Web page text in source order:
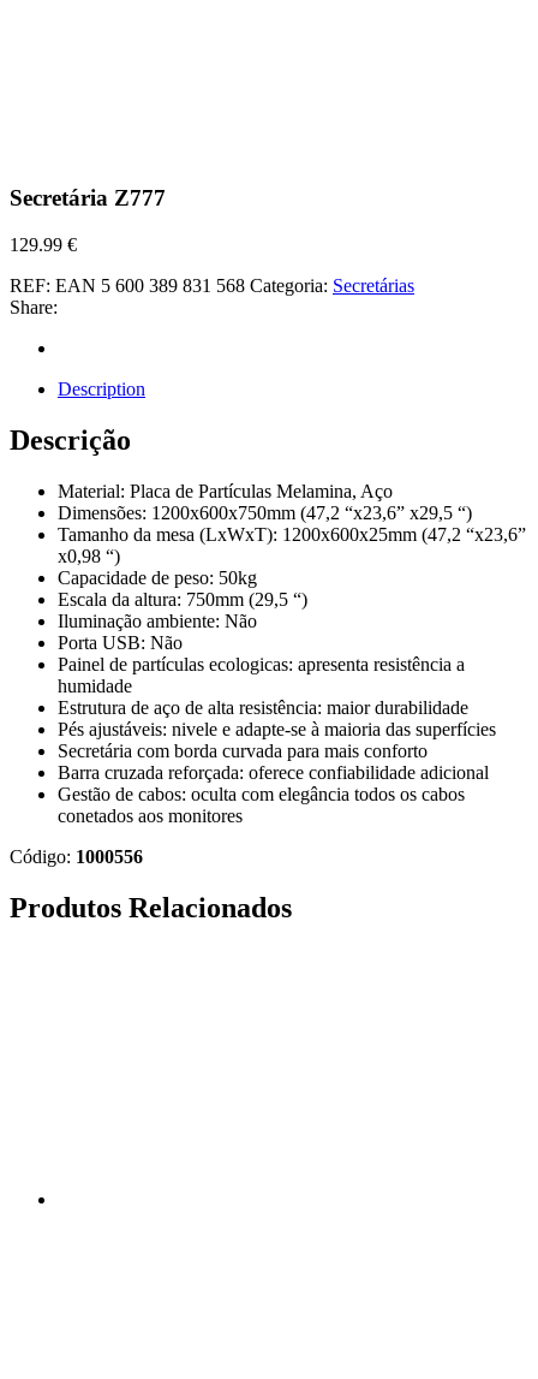
Secretária Z777
129.99 €
REF: EAN 5 600 389 831 568 Categoria: Secretárias
Share:
Description
Descrição
Material: Placa de Partículas Melamina, Aço
Dimensões: 1200x600x750mm (47,2 “x23,6” x29,5 “)
Tamanho da mesa (LxWxT): 1200x600x25mm (47,2 “x23,6”
x0,98 “)
Capacidade de peso: 50kg
Escala da altura: 750mm (29,5 “)
Iluminação ambiente: Não
Porta USB: Não
Painel de partículas ecologicas: apresenta resistência a
humidade
Estrutura de aço de alta resistência: maior durabilidade
Pés ajustáveis: nivele e adapte-se à maioria das superfícies
Secretária com borda curvada para mais conforto
Barra cruzada reforçada: oferece confiabilidade adicional
Gestão de cabos: oculta com elegância todos os cabos
conetados aos monitores
Código: 1000556
Produtos Relacionados